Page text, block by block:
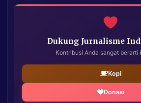
Dukung Jurnalisme
Kontribusi Anda sangat berarti
Kopi
Donasi